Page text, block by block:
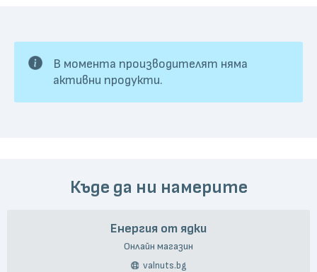
В момента производителят няма
активни продукти.
Къде да ни намерите
Енергия от ядки
Онлайн магазин
valnuts.bg